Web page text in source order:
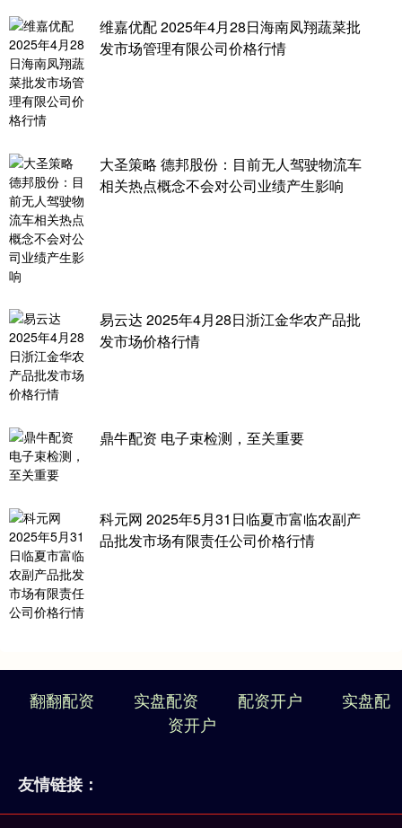
维嘉优配 2025年4月28日海南凤翔蔬菜批
发市场管理有限公司价格行情
大圣策略 德邦股份：目前无人驾驶物流车
相关热点概念不会对公司业绩产生影响
易云达 2025年4月28日浙江金华农产品批
发市场价格行情
鼎牛配资 电子束检测，至关重要
科元网 2025年5月31日临夏市富临农副产
品批发市场有限责任公司价格行情
翻翻配资 实盘配资 配资开户
实盘配
资开户
友情链接：